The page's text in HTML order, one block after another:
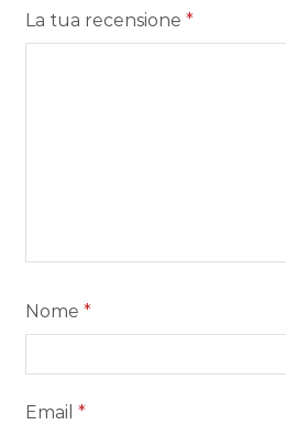
La tua recensione *
Nome *
Email *